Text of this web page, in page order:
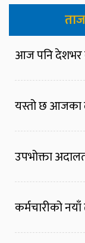
आज पनि देशभर
यस्तो छ आजका
उपभोक्ता
कर्मचारीको